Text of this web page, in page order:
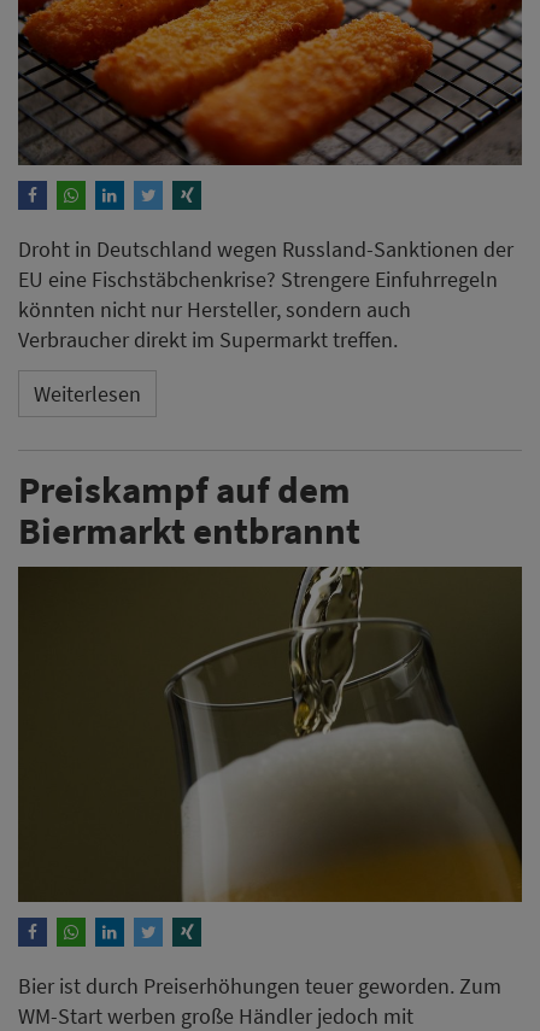
Droht in Deutschland wegen Russland-Sanktionen der
EU eine Fischstäbchenkrise? Strengere Einfuhrregeln
könnten nicht nur Hersteller, sondern auch
Verbraucher direkt im Supermarkt treffen.
Weiterlesen
Preiskampf auf dem
Biermarkt entbrannt
Bier ist durch Preiserhöhungen teuer geworden. Zum
WM-Start werben große Händler jedoch mit